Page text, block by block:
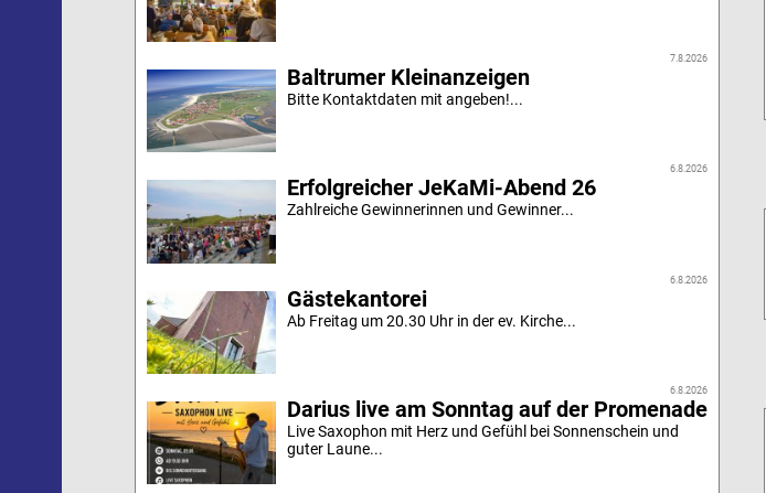
7.8.2026
Baltrumer Kleinanzeigen
Bitte Kontaktdaten mit angeben!...
6.8.2026
Erfolgreicher JeKaMi-Abend 26
Zahlreiche Gewinnerinnen und Gewinner...
6.8.2026
Gästekantorei
Ab Freitag um 20.30 Uhr in der ev. Kirche...
6.8.2026
Darius live am Sonntag auf der Promenade
Live Saxophon mit Herz und Gefühl bei Sonnenschein und
guter Laune...